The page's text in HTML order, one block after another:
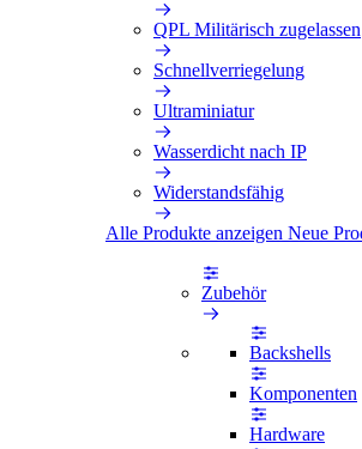
QPL Militärisch zugelassen
Schnellverriegelung
Ultraminiatur
Wasserdicht nach IP
Widerstandsfähig
Alle Produkte anzeigen Neue
Zubehör
Backshells
Komponenten
Hardware